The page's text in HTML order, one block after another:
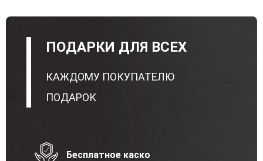
ПОДАРКИ ДЛЯ ВСЕХ
КАЖДОМУ ПОКУПАТЕЛЮ
ПОДАРОК
Бесплатное каско